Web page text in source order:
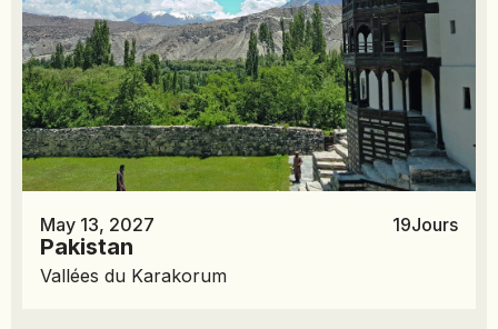
May 13, 2027 19Jours
Pakistan
Vallées du Karakorum